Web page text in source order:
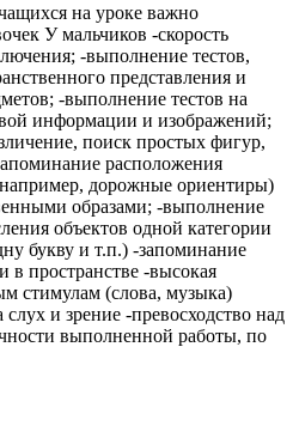
на уроке важно
У мальчиков -скорость
-выполнение тестов,
представления и
-выполнение тестов на
информации и изображений;
поиск простых фигур,
расположения
дорожные ориентиры)
образами; -выполнение
объектов одной категории
букву и т.п.) -запоминание
в пространстве -высокая
стимулам (слова, музыка)
и зрение -превосходство над
выполненной работы, по